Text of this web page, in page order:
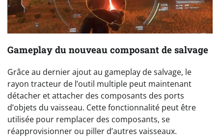
Gameplay du nouveau composant de salvage
Grâce au dernier ajout au gameplay de salvage, le
rayon tracteur de l’outil multiple peut maintenant
détacher et attacher des composants des ports
d’objets du vaisseau. Cette fonctionnalité peut être
utilisée pour remplacer des composants, se
réapprovisionner ou piller d’autres vaisseaux.